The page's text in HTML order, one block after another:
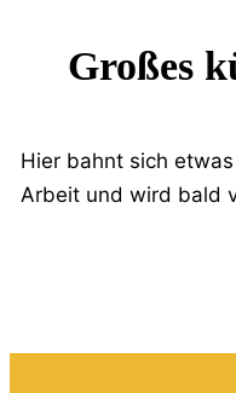
Großes
Hier bahnt sich
Arbeit und wird bald